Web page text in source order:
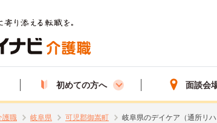
初めての方へ 面談会
護職 岐阜県 可児郡御嵩町 岐阜県のデイケア（通所リ